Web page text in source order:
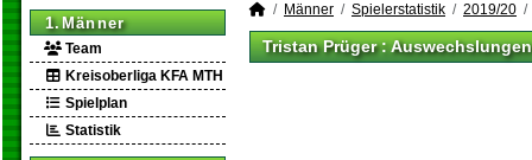
1.Männer
Team
Kreisoberliga KFA MTH
Spielplan
Statistik
Männer Spielerstatistik 2019/20
Tristan Prüger :